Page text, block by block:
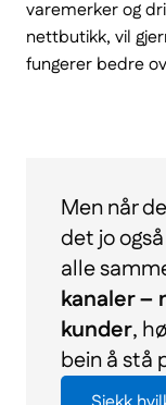
varemerker og
nettbutikk, vil
fungerer bedre
Men når
det jo
alle
kanaler –
kunder,
bein å stå